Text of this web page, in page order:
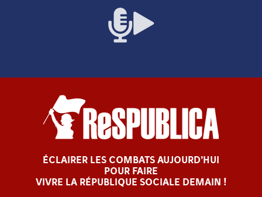
ÉCLAIRER LES COMBATS AUJOURD’HUI
POUR FAIRE
VIVRE LA RÉPUBLIQUE SOCIALE DEMAIN !